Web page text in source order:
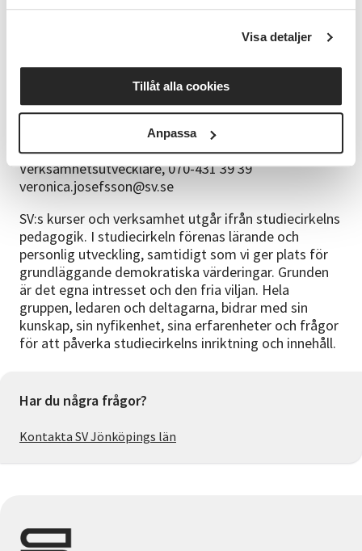
Visa detaljer
Tillåt alla cookies
Anpassa
är tyska. Hon har goda baskunskaper i spanska,
Hon har varit kursledare på Studieförbundet
Vuxenskolan sedan 2016.
Kontakta Veronica Josefsson
Verksamhetsutvecklare, 070-431 39 39
veronica.josefsson@sv.se
SV:s kurser och verksamhet utgår ifrån studiecirkelns
pedagogik. I studiecirkeln förenas lärande och
personlig utveckling, samtidigt som vi ger plats för
grundläggande demokratiska värderingar. Grunden
är det egna intresset och den fria viljan. Hela
gruppen, ledaren och deltagarna, bidrar med sin
kunskap, sin nyfikenhet, sina erfarenheter och frågor
för att påverka studiecirkelns inriktning och innehåll.
Har du några frågor?
Kontakta SV Jönköpings län